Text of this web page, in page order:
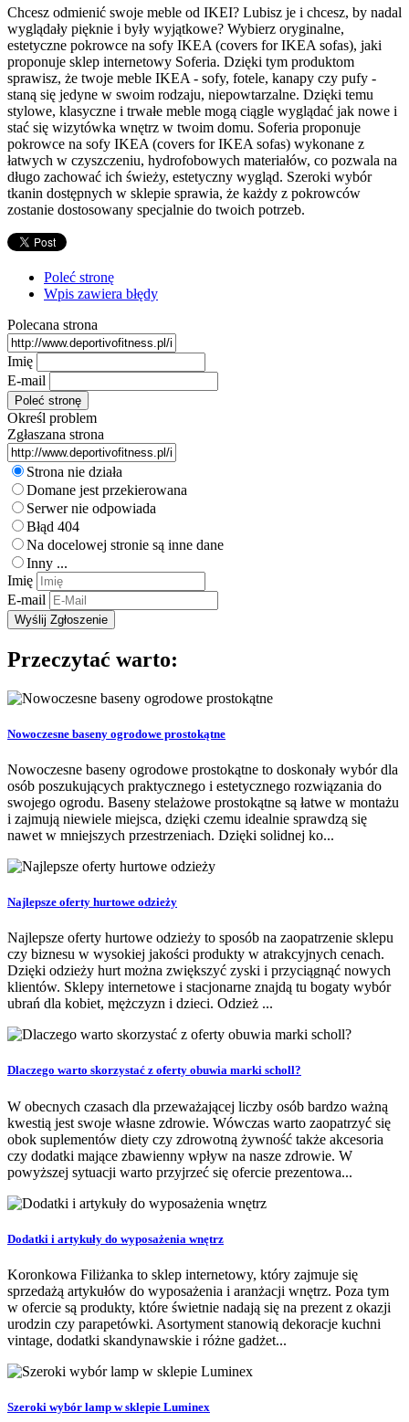
Chcesz odmienić swoje meble od IKEI? Lubisz je i chcesz, by nadal
wyglądały pięknie i były wyjątkowe? Wybierz oryginalne,
estetyczne pokrowce na sofy IKEA (covers for IKEA sofas), jaki
proponuje sklep internetowy Soferia. Dzięki tym produktom
sprawisz, że twoje meble IKEA - sofy, fotele, kanapy czy pufy -
staną się jedyne w swoim rodzaju, niepowtarzalne. Dzięki temu
stylowe, klasyczne i trwałe meble mogą ciągle wyglądać jak nowe i
stać się wizytówka wnętrz w twoim domu. Soferia proponuje
pokrowce na sofy IKEA (covers for IKEA sofas) wykonane z
łatwych w czyszczeniu, hydrofobowych materiałów, co pozwala na
długo zachować ich świeży, estetyczny wygląd. Szeroki wybór
tkanin dostępnych w sklepie sprawia, że każdy z pokrowców
zostanie dostosowany specjalnie do twoich potrzeb.
Poleć stronę
Wpis zawiera błędy
Polecana strona
Imię
E-mail
Określ problem
Zgłaszana strona
Strona nie działa
Domane jest przekierowana
Serwer nie odpowiada
Błąd 404
Na docelowej stronie są inne dane
Inny ...
Imię
E-mail
Przeczytać warto:
Nowoczesne baseny ogrodowe prostokątne
Nowoczesne baseny ogrodowe prostokątne to doskonały wybór dla
osób poszukujących praktycznego i estetycznego rozwiązania do
swojego ogrodu. Baseny stelażowe prostokątne są łatwe w montażu
i zajmują niewiele miejsca, dzięki czemu idealnie sprawdzą się
nawet w mniejszych przestrzeniach. Dzięki solidnej ko...
Najlepsze oferty hurtowe odzieży
Najlepsze oferty hurtowe odzieży to sposób na zaopatrzenie sklepu
czy biznesu w wysokiej jakości produkty w atrakcyjnych cenach.
Dzięki odzieży hurt można zwiększyć zyski i przyciągnąć nowych
klientów. Sklepy internetowe i stacjonarne znajdą tu bogaty wybór
ubrań dla kobiet, mężczyzn i dzieci. Odzież ...
Dlaczego warto skorzystać z oferty obuwia marki scholl?
W obecnych czasach dla przeważającej liczby osób bardzo ważną
kwestią jest swoje własne zdrowie. Wówczas warto zaopatrzyć się
obok suplementów diety czy zdrowotną żywność także akcesoria
czy dodatki mające zbawienny wpływ na nasze zdrowie. W
powyższej sytuacji warto przyjrzeć się ofercie prezentowa...
Dodatki i artykuły do wyposażenia wnętrz
Koronkowa Filiżanka to sklep internetowy, który zajmuje się
sprzedażą artykułów do wyposażenia i aranżacji wnętrz. Poza tym
w ofercie są produkty, które świetnie nadają się na prezent z okazji
urodzin czy parapetówki. Asortyment stanowią dekoracje kuchni
vintage, dodatki skandynawskie i różne gadżet...
Szeroki wybór lamp w sklepie Luminex